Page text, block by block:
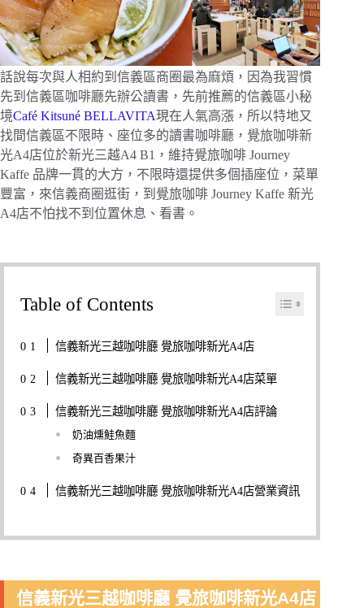
話說每次與人相約到信義區商圈最為麻煩，因為我習慣
先到信義區咖啡廳先辦公讀書，先前推薦的信義區小秘
境Café Kitsuné BELLAVITA現在人氣高漲，所以特地又
找間信義區不限時、座位多的讀書咖啡廳，覺旅咖啡新
光A4店位於新光三越A4 B1，維持覺旅咖啡 Journey
Kaffe 品牌一貫的大方，不限時還提供多個插座位，菜單
豐富，來信義商圈逛街，到覺旅咖啡 Journey Kaffe 新光
A4店不怕找不到位置休息、看書。
Table of Contents
信義新光三越咖啡廳 覺旅咖啡新光A4店
信義新光三越咖啡廳 覺旅咖啡新光A4店菜單
信義新光三越咖啡廳 覺旅咖啡新光A4店評論
奶油燻鮭魚麵
奇異百香果汁
信義新光三越咖啡廳 覺旅咖啡新光A4店營業資訊
信義新光三越咖啡廳 覺旅咖啡新光A4店